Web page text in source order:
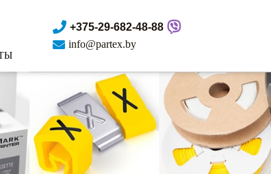
+375-29-682-48-88
info@partex.by